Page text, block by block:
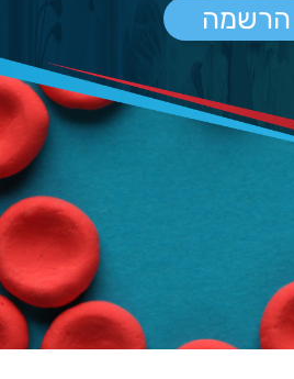
הרשמה